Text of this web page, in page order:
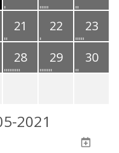
21 22
23
28 29
30
2021